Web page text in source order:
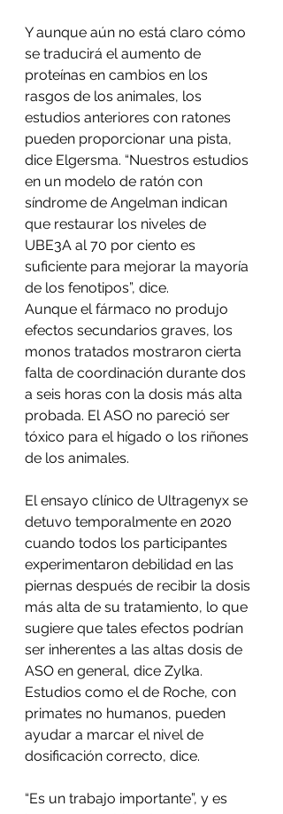
Y aunque aún no está claro cómo
se traducirá el aumento de
proteínas en cambios en los
rasgos de los animales, los
estudios anteriores con ratones
pueden proporcionar una pista,
dice Elgersma. “Nuestros estudios
en un modelo de ratón con
síndrome de Angelman indican
que restaurar los niveles de
UBE3A al 70 por ciento es
suficiente para mejorar la mayoría
de los fenotipos”, dice.
Aunque el fármaco no produjo
efectos secundarios graves, los
monos tratados mostraron cierta
falta de coordinación durante dos
a seis horas con la dosis más alta
probada. El ASO no pareció ser
tóxico para el hígado o los riñones
de los animales.
El ensayo clínico de Ultragenyx se
detuvo temporalmente en 2020
cuando todos los participantes
experimentaron debilidad en las
piernas después de recibir la dosis
más alta de su tratamiento, lo que
sugiere que tales efectos podrían
ser inherentes a las altas dosis de
ASO en general, dice Zylka.
Estudios como el de Roche, con
primates no humanos, pueden
ayudar a marcar el nivel de
dosificación correcto, dice.
“Es un trabajo importante”, y es